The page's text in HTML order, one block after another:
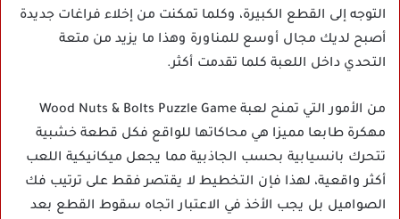
التوجه إلى القطع الكبيرة، وكلما تمكنت من إخلاء فراغات جديدة
أصبح لديك مجال أوسع للمناورة وهذا ما يزيد من متعة
التحدي داخل اللعبة كلما تقدمت أكثر.
من الأمور التي تمنح لعبة Wood Nuts & Bolts Puzzle Game
مهكرة طابعا مميزا هي محاكاتها للواقع فكل قطعة خشبية
تتحرك بانسيابية بحسب الجاذبية مما يجعل ميكانيكية اللعب
أكثر واقعية، لهذا فإن التخطيط لا يقتصر فقط على ترتيب فك
الصواميل بل يجب الأخذ في الاعتبار اتجاه سقوط القطع بعد